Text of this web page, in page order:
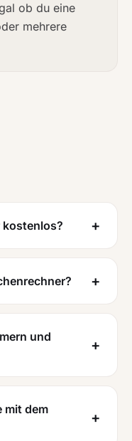
ob du eine
mehrere
kostenlos? +
+
und
+
mit dem
+